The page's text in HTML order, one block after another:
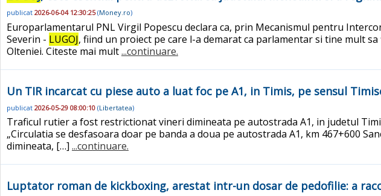
publicat 2026-06-04 12:30:25(Money.ro)
Europarlamentarul PNL Virgil Popescu declara ca, prin Mecanismul pentru
Severin - LUGOJ, fiind un proiect pe care l-a demarat ca parlamentar si tine mult
Olteniei. Citeste mai mult...continuare.
Un TIR incarcat cu piese auto a luat foc pe A1, in Timis, pe sensul
publicat 2026-05-29 08:00:10 (Libertatea)
Traficul rutier a fost restrictionat vineri dimineata pe autostrada A1, in judetul
„Circulatia se desfasoara doar pe banda a doua pe autostrada A1, km 467+600
dimineata, […] ...continuare.
Luptator roman de kickboxing, arestat intr-un dosar de pedofilie: a